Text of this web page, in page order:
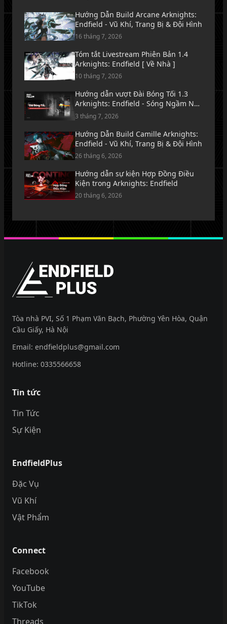
Hướng Dẫn Build Arcane Arknights:
Endfield - Vũ Khí, Trang Bị & Đội Hình
16 tháng 7, 2026
Tóm tắt Livestream Phiên Bản 1.4
Arknights: Endfield [ Về Nhà ]
10 tháng 7, 2026
Hướng dẫn vượt Đài Bóng Tối 1.3
Arknights: Endfield - Sóng Ngầm Nơi
Biển Lặng Tăm Tối
3 tháng 7, 2026
Hướng Dẫn Build Camille Arknights:
Endfield - Vũ Khí, Trang Bị & Đội Hình
26 tháng 6, 2026
Hướng dẫn sự kiện Hợp Đồng Điều
Kiện trong Arknights: Endfield
20 tháng 6, 2026
EndfieldPlus
Tòa nhà PVI, Số 1 Phạm Văn Bạch, Phường Yên Hòa, Quận
Cầu Giấy, Hà Nội
Email: endfieldplus@gmail.com
Hotline: 0335566658
Tin tức
Tin Tức
Sự Kiện
EndfieldPlus
Đặc Vụ
Vũ Khí
Vật Phẩm
Connect
Facebook
YouTube
TikTok
Threads